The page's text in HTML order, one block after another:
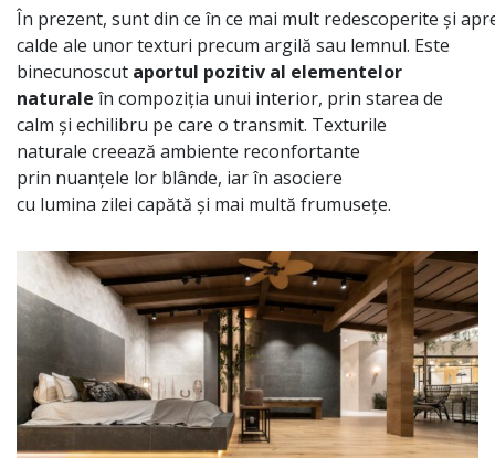
În prezent, suntdin ce în ce mai mult redescoperite și
calde ale unor texturi precum argilă sau lemnul. Este
binecunoscut aportul pozitiv al elementelor
naturale în compoziția unui interior, prin starea de
calm și echilibru pe care o transmit. Texturile
naturale creează ambiente reconfortante
prin nuanțele lor blânde, iarîn asociere
cu lumina zilei capătă și mai multă frumusețe.